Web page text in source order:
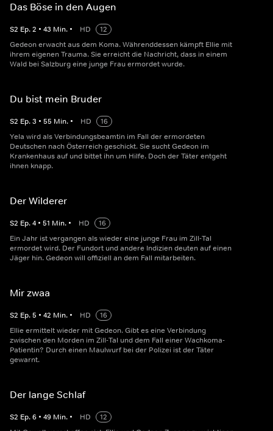
Das Böse in den Augen
S2 Ep.2 • 43 Min. • HD
12
Gedeon erwacht aus dem Koma. Währenddessen kämpft Ellie mit
ihrem eigenen Trauma. Sie erreicht die Nachricht, dass in einem
Wald bei Salzburg eine junge Frau ermordet wurde.
Du bist mein Bruder
S2 Ep.3 • 55 Min. • HD
16
Yela wird als Verbindungsbeamtin im Fall der ermordeten
Deutschen nach Österreich geschickt. Sie sucht Gedeon im
Krankenhaus auf und bittet ihn um Hilfe. Doch der Täter entgeht
ihnen knapp.
Der Wilderer
S2 Ep.4 • 51 Min. • HD
16
Ein Jahr ist vergangen als wieder eine junge Frau im Zill-Tal
ermordet wird. Der Fundort und andere Indizien deuten auf einen
Jäger hin. Gedeon will offiziell an dem Fall mitarbeiten.
Mir zwaa
S2 Ep.5 • 42 Min. • HD
16
Ellie ermittelt wieder mit Gedeon. Gibt es eine Verbindung
zwischen den Morden im Zill-Tal und dem Fall einer Wachkoma-
Patientin? Durch einen Maulwurf bei der Polizei ist der Täter
gewarnt.
Der lange Schlaf
S2 Ep.6 • 49 Min. • HD
12